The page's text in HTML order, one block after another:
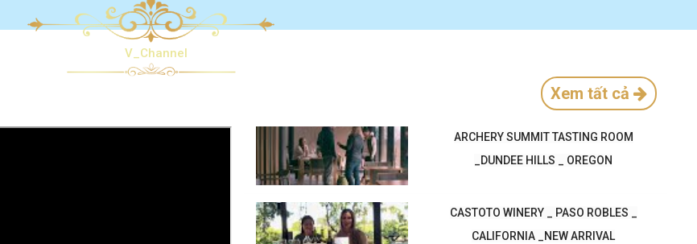
V_Channel
Xem tất cả
ARCHERY SUMMIT TASTING ROOM
_DUNDEE HILLS _ OREGON
CASTOTO WINERY _ PASO ROBLES _
CALIFORNIA _NEW ARRIVAL